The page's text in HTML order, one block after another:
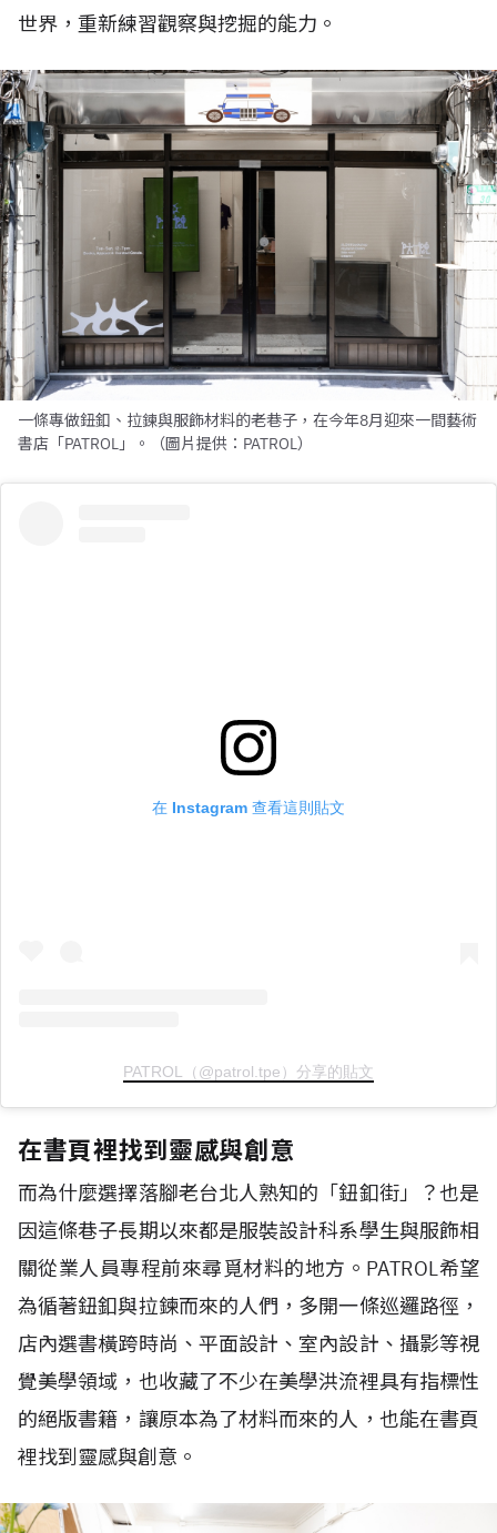
世界，重新練習觀察與挖掘的能力。
一條專做鈕釦、拉鍊與服飾材料的老巷子，在今年8月迎來一間藝術
書店「PATROL」。（圖片提供：PATROL）
在 Instagram 查看這則貼文
PATROL（@patrol.tpe）分享的貼文
在書頁裡找到靈感與創意
而為什麼選擇落腳老台北人熟知的「鈕釦街」？也是
因這條巷子長期以來都是服裝設計科系學生與服飾相
關從業人員專程前來尋覓材料的地方。PATROL希望
為循著鈕釦與拉鍊而來的人們，多開一條巡邏路徑，
店內選書橫跨時尚、平面設計、室內設計、攝影等視
覺美學領域，也收藏了不少在美學洪流裡具有指標性
的絕版書籍，讓原本為了材料而來的人，也能在書頁
裡找到靈感與創意。